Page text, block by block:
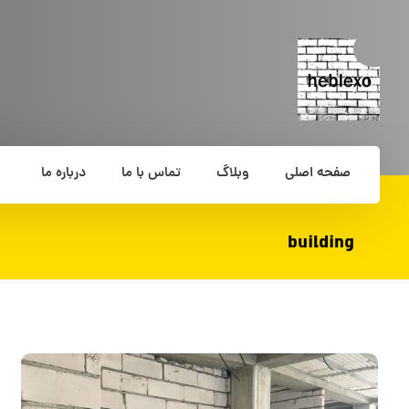
صفحه اصلی وبلاگ تماس با ما درباره ما
building